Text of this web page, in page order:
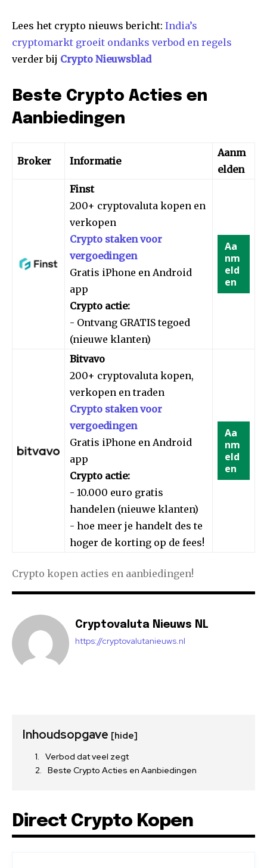
Lees het crypto nieuws bericht: India’s
cryptomarkt groeit ondanks verbod en regels
verder bij Crypto Nieuwsblad
Beste Crypto Acties en
Aanbiedingen
Broker Informatie
Aanm
elden
Finst
200+ cryptovaluta kopen en
verkopen
Crypto staken voor
vergoedingen
Gratis iPhone en Android
app
Crypto actie:
- Ontvang GRATIS tegoed
(nieuwe klanten)
Aa
nm
eld
en
Bitvavo
200+ cryptovaluta kopen,
verkopen en traden
Crypto staken voor
vergoedingen
Gratis iPhone en Android
app
Crypto actie:
- 10.000 euro gratis
handelen (nieuwe klanten)
- hoe meer je handelt des te
hoger de korting op de fees!
Aa
nm
eld
en
Crypto kopen acties en aanbiedingen!
Cryptovaluta Nieuws NL
https://cryptovalutanieuws.nl
Inhoudsopgave [hide]
Verbod dat veel zegt
Beste Crypto Acties en Aanbiedingen
Direct Crypto Kopen